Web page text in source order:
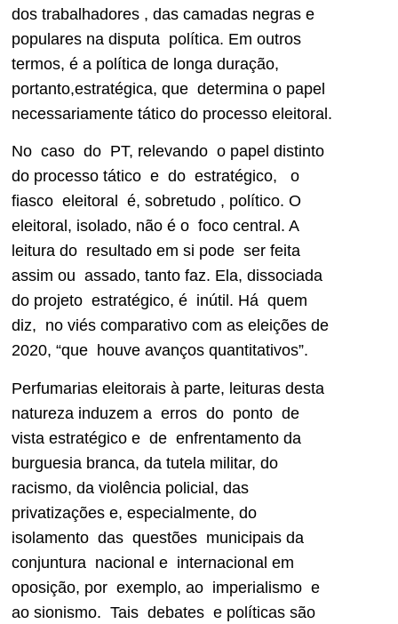
dos trabalhadores , das camadas negras e
populares na disputa política. Em outros
termos, é a política de longa duração,
portanto,estratégica, que determina o papel
necessariamente tático do processo eleitoral.
No caso do PT, relevando o papel distinto
do processo tático e do estratégico, o
fiasco eleitoral é, sobretudo , político. O
eleitoral, isolado, não é o foco central. A
leitura do resultado em si pode ser feita
assim ou assado, tanto faz. Ela, dissociada
do projeto estratégico, é inútil. Há quem
diz, no viés comparativo com as eleições de
2020, “que houve avanços quantitativos”.
Perfumarias eleitorais à parte, leituras desta
natureza induzem a erros do ponto de
vista estratégico e de enfrentamento da
burguesia branca, da tutela militar, do
racismo, da violência policial, das
privatizações e, especialmente, do
isolamento das questões municipais da
conjuntura nacional e internacional em
oposição, por exemplo, ao imperialismo e
ao sionismo. Tais debates e políticas são